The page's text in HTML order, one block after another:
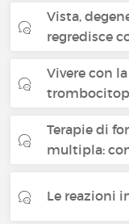
Vista,
regredisce
Vivere con
Terapie di
multipla:
Le reazioni